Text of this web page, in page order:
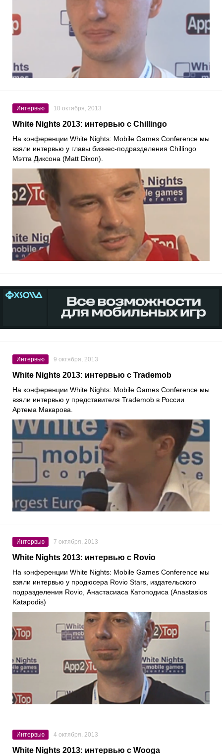
Интервью 10 октября, 2013
White Nights 2013: интервью с Chillingo
На конференции White Nights: Mobile Games Conference мы
взяли интервью у главы бизнес-подразделения Chillingo
Мэтта Диксона (Matt Dixon).
Интервью 9 октября, 2013
White Nights 2013: интервью с Trademob
На конференции White Nights: Mobile Games Conference мы
взяли интервью у представителя Trademob в России
Артема Макарова.
Интервью 7 октября, 2013
White Nights 2013: интервью с Rovio
На конференции White Nights: Mobile Games Conference мы
взяли интервью у продюсера Rovio Stars, издательского
подразделения Rovio, Анастасиаса Катоподиса (Anastasios
Katapodis)
Интервью 4 октября, 2013
White Nights 2013: интервью с Wooga